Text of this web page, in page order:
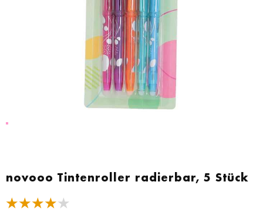
novooo Tintenroller radierbar, 5 Stück
★★★★★
Anfang
Bildgalerie